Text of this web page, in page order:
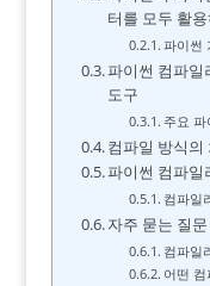
터를 모두 활
파이썬
파이썬 컴파일
도구
주요 파
컴파일 방식의
파이썬 컴파일
컴파일
자주 묻는 질문
컴파일
어떤